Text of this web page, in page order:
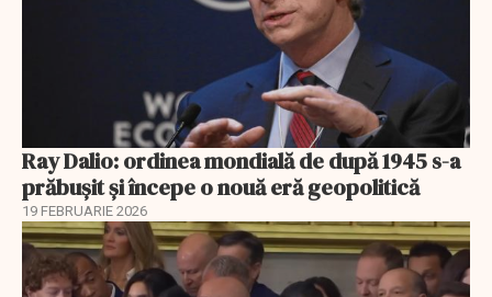
Ray Dalio: ordinea mondială de după 1945 s-a
prăbușit și începe o nouă eră geopolitică
19 FEBRUARIE 2026